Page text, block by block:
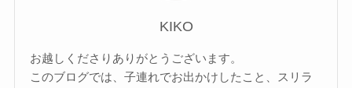
KIKO
お越しくださりありがとうございます。
このブログでは、子連れでお出かけしたこと、スリラ